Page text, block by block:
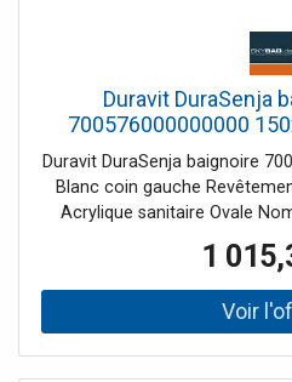
Duravit DuraSenja
700576000000000
Duravit DuraSenja baignoire
Blanc coin gauche
Acrylique sanitaire Ovale
garniture spéciale de
intérieure blanche, brillante
brillante Cadre de base
plein inclus Instructions de
1